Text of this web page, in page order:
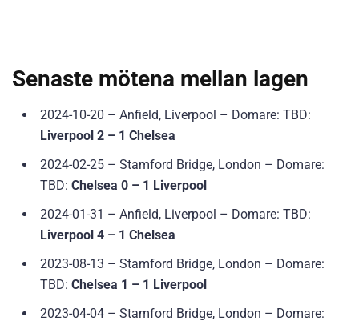
Senaste mötena mellan lagen
2024-10-20 – Anfield, Liverpool – Domare: TBD:
Liverpool 2 – 1 Chelsea
2024-02-25 – Stamford Bridge, London – Domare:
TBD: Chelsea 0 – 1 Liverpool
2024-01-31 – Anfield, Liverpool – Domare: TBD:
Liverpool 4 – 1 Chelsea
2023-08-13 – Stamford Bridge, London – Domare:
TBD: Chelsea 1 – 1 Liverpool
2023-04-04 – Stamford Bridge, London – Domare: